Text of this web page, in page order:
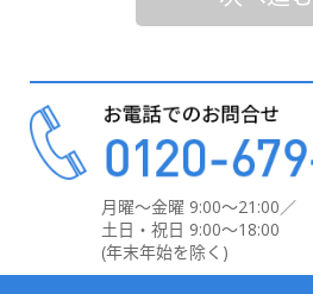
月曜～金曜 9:00～21:00／
土日・祝日 9:00～18:00
(年末年始を除く)